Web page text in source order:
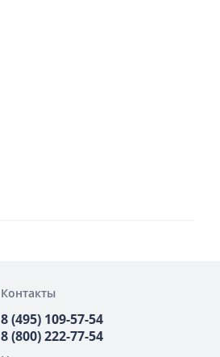
Контакты
8 (495) 109-57-54
8 (800) 222-77-54